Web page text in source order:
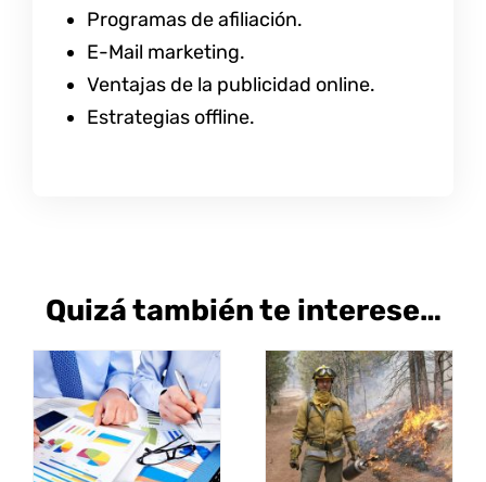
Programas de afiliación.
E-Mail marketing.
Ventajas de la publicidad online.
Estrategias offline.
Quizá también te interese…
SELECCIONAR
OPCIONESESTE
PRODUCTO
/
DETALLES
SELECCIONAR
OPCIONESESTE
/
DETALLES